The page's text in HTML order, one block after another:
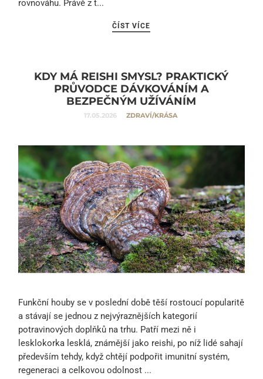
rovnováhu. Právě z t...
ČÍST VÍCE
KDY MÁ REISHI SMYSL? PRAKTICKÝ
PRŮVODCE DÁVKOVÁNÍM A
BEZPEČNÝM UŽÍVÁNÍM
17.05.2026 ZDRAVÍ/KRÁSA
Funkční houby se v poslední době těší rostoucí popularitě
a stávají se jednou z nejvýraznějších kategorií
potravinových doplňků na trhu. Patří mezi ně i
lesklokorka lesklá, známější jako reishi, po níž lidé sahají
především tehdy, když chtějí podpořit imunitní systém,
regeneraci a celkovou odolnost ...